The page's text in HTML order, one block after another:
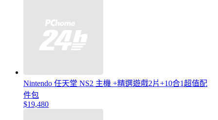
Nintendo 任天堂 NS2 主機 +精選遊戲2片+10合1超值配
件包
$19,480